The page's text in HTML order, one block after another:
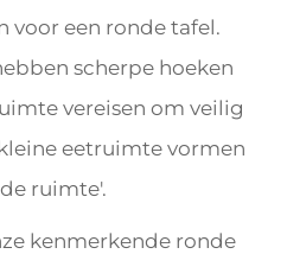
voor een ronde tafel.
scherpe hoeken
vereisen om veilig
eetruimte vormen
ruimte'.
kenmerkende ronde